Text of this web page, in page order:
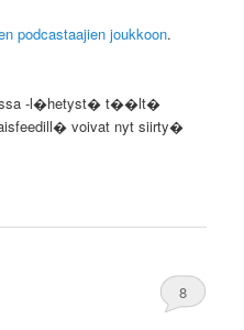
podcastaajien joukkoon.
-l�hetyst� t��lt�
voivat nyt siirty�
8